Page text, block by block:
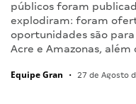
públicos foram
explodiram: foram
oportunidades são para
Acre e Amazonas, além
Equipe Gran • 27 de Agosto